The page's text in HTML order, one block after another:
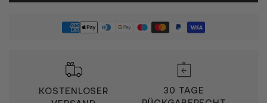
KOSTENLOSER
30 TAGE